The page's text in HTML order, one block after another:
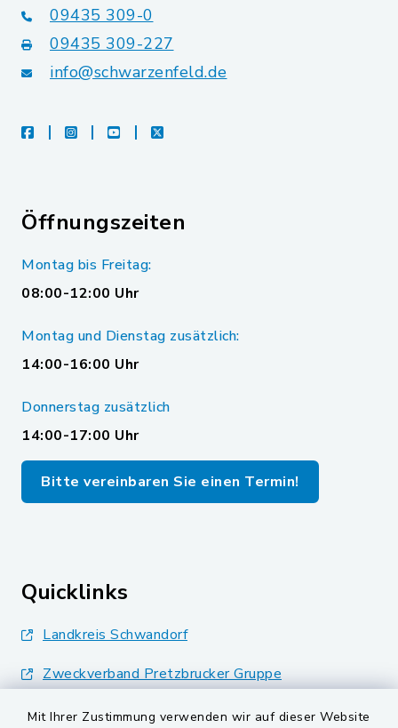
Mit Ihrer Zustimmung verwenden wir auf dieser Website
09435 309-0
09435 309-227
info@schwarzenfeld.de
facebookinstagramyoutubeX
Öffnungszeiten
Montag bis Freitag:
08:00-12:00 Uhr
Montag und Dienstag zusätzlich:
14:00-16:00 Uhr
Donnerstag zusätzlich
14:00-17:00 Uhr
Bitte vereinbaren Sie einen Termin!
Quicklinks
Landkreis Schwandorf
Zweckverband Pretzbrucker Gruppe
BayernPortal